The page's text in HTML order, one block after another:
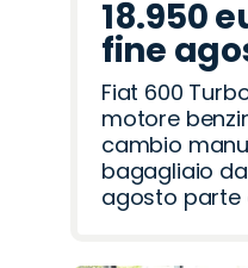
18.950
fine
Fiat 600
motore
cambio
bagagliaio
agosto parte